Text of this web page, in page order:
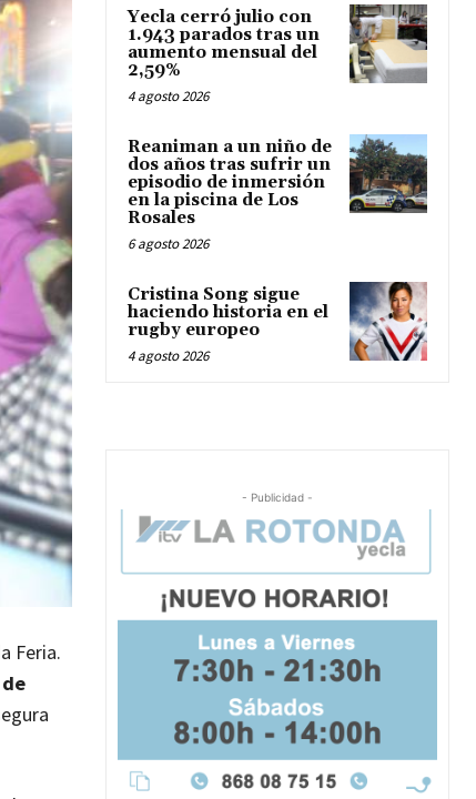
Feria.
Yecla cerró julio con
1.943 parados tras un
aumento mensual del
2,59%
4 agosto 2026
Reaniman a un niño de
dos años tras sufrir un
episodio de inmersión
en la piscina de Los
Rosales
6 agosto 2026
Cristina Song sigue
haciendo historia en el
rugby europeo
4 agosto 2026
- Publicidad -